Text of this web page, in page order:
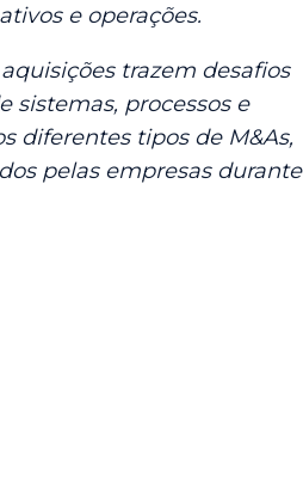
e operações.
trazem desafios
sistemas, processos e
diferentes tipos de M&As,
pelas empresas durante